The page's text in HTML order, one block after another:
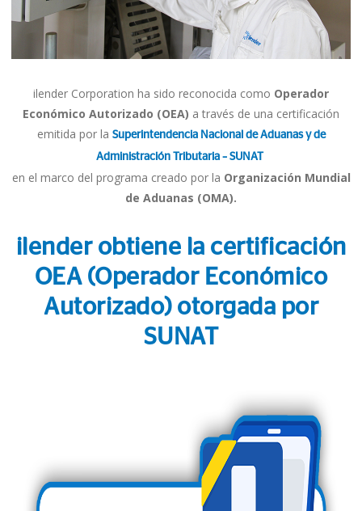
ilender Corporation ha sido reconocida como Operador
Económico Autorizado (OEA) a través de una certificación
emitida por la Superintendencia Nacional de Aduanas y de
Administración Tributaria – SUNAT
en el marco del programa creado por la Organización Mundial
de Aduanas (OMA).
ilender obtiene la certificación
OEA (Operador Económico
Autorizado) otorgada por
SUNAT